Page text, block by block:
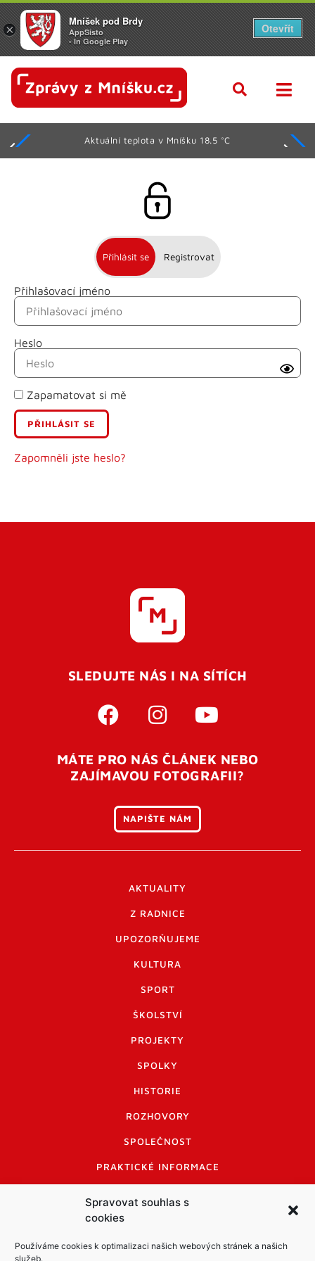
Spravovat souhlas s
cookies
Používáme cookies k optimalizaci našich webových stránek a našich
služeb.
Aktuální teplota v Mníšku 18.5 °C
Přihlásit se Registrovat
Přihlašovací jméno
Heslo
Zapamatovat si mě
Zapomněli jste heslo?
Jméno
Příjmení
E-mail
Uživatelské jméno
Pro úspěšné dokončení registrace je potřeba
vaší e-mailovouadresu. Po úspěšném odeslání
otevření tohoto odkazu se váš účet ověří a můžete se
přihlásit. Nezapomeňte zkontrolovat složku SPAM ve
SLEDUJTE NÁS I NA SÍTÍCH
MÁTE PRO NÁS ČLÁNEK NEBO
ZAJÍMAVOU FOTOGRAFII?
NAPIŠTE NÁM
AKTUALITY
Z RADNICE
UPOZORŇUJEME
KULTURA
SPORT
ŠKOLSTVÍ
PROJEKTY
SPOLKY
HISTORIE
ROZHOVORY
SPOLEČNOST
PRAKTICKÉ INFORMACE
INFORMACE A KODEX DISKUTUJÍCÍCH
LOGO A LOGO MANUÁL
×
Mníšek pod Brdy
AppSisto
- In Google Play
Otevřít